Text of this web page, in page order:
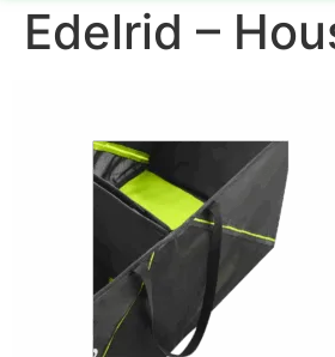
Edelrid –